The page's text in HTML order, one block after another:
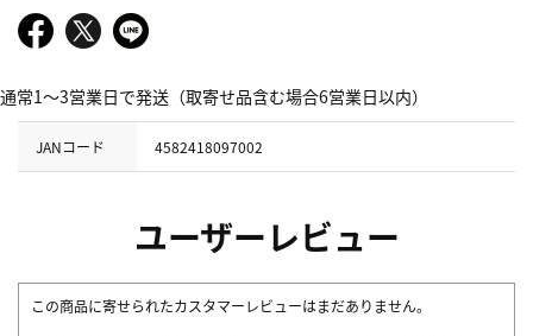
通常1～3営業日で発送（取寄せ品含む場合6営業日以内）
JANコード 4582418097002
ユーザーレビュー
この商品に寄せられたカスタマーレビューはまだありません。